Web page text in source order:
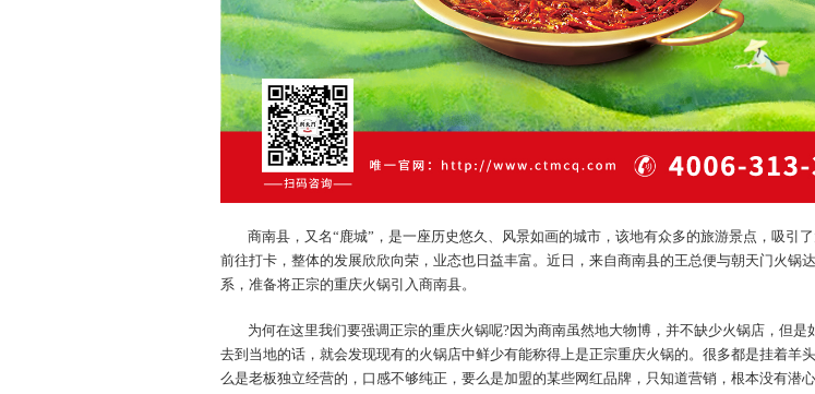
商南县，又名“鹿城”，是一座历史悠久、风景如画的城市，该地有众多的旅游景点，吸引
前往打卡，整体的发展欣欣向荣，业态也日益丰富。近日，来自商南县的王总便与朝天门火锅
系，准备将正宗的重庆火锅引入商南县。
为何在这里我们要强调正宗的重庆火锅呢?因为商南虽然地大物博，并不缺少火锅店，但是
去到当地的话，就会发现现有的火锅店中鲜少有能称得上是正宗重庆火锅的。很多都是挂着羊
么是老板独立经营的，口感不够纯正，要么是加盟的某些网红品牌，只知道营销，根本没有潜心